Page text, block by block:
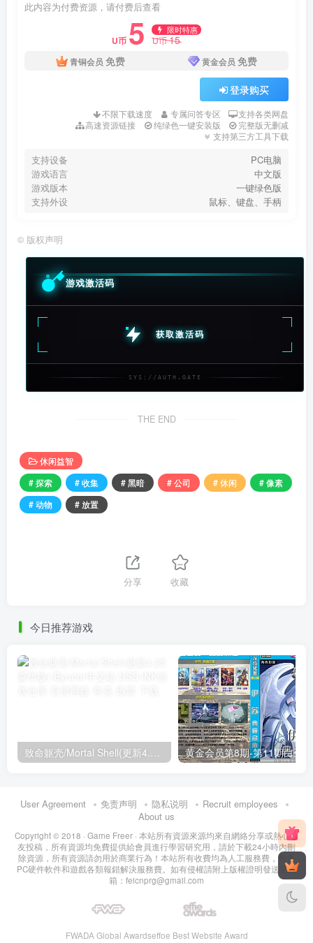
此内容为付费资源，请付费后查看
U币 5 限时特惠
U币15
青铜会员 免费 黄金会员 免费
登录购买
不限下载速度 专属问答专区
支持各类网盘
高速资源链接
纯绿色一键安装版
完整版无删减
支持第三方工具下载
支持设备
PC电脑
游戏语言
中文版
游戏版本
一键绿色版
支持外设
鼠标、键盘、手柄
© 版权声明
游戏激活码
获取激活码
SYS://AUTH.GATE
THE END
休闲益智
# 探索
# 收集 # 黑暗 # 公司 # 休闲
# 像素
# 动物
# 放置
分享 收藏
今日推荐游戏
致命躯壳/Mortal Shell(更新4.25豪华版) 黄金会员第8期-第11期白金
User Agreement 免责声明 隐私说明
Recruit employees
About us
Copyright © 2018 · Game Freer · 本站所有資源來源均來自網絡分享或熱心網
友投稿，所有資源均免費提供給會員進行學習研究用，請於下載24小時內刪
除資源，所有資源請勿用於商業行為！本站所有收費均為人工服務費，包含
PC硬件軟件和遊戲各類報錯解決服務費。如有侵權請附上版權證明發送至郵
箱：feicnprg@gmail.com
FWADA Global Awardseffoe Best Website Award